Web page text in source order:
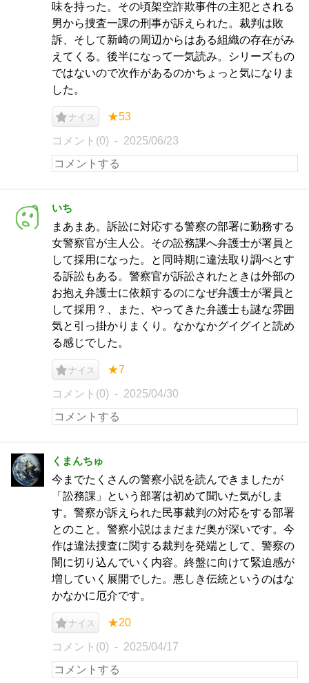
味を持った。その頃架空詐欺事件の主犯とされる
男から捜査一課の刑事が訴えられた。裁判は敗
訴、そして新崎の周辺からはある組織の存在がみ
えてくる。後半になって一気読み。シリーズもの
ではないので次作があるのかちょっと気になりま
した。
ナイス ★53
コメント(0) 2025/06/23
いち
まあまあ。訴訟に対応する警察の部署に勤務する
女警察官が主人公。その訟務課へ弁護士が署員と
して採用になった。と同時期に違法取り調べとす
る訴訟もある。警察官が訴訟されたときは外部の
お抱え弁護士に依頼するのになぜ弁護士が署員と
して採用？、また、やってきた弁護士も謎な雰囲
気と引っ掛かりまくり。なかなかグイグイと読め
る感じでした。
ナイス ★7
コメント(0) 2025/04/30
くまんちゅ
今までたくさんの警察小説を読んできましたが
「訟務課」という部署は初めて聞いた気がしま
す。警察が訴えられた民事裁判の対応をする部署
とのこと。警察小説はまだまだ奥が深いです。今
作は違法捜査に関する裁判を発端として、警察の
闇に切り込んでいく内容。終盤に向けて緊迫感が
増していく展開でした。悪しき伝統というのはな
かなかに厄介です。
ナイス ★20
コメント(0) 2025/04/17